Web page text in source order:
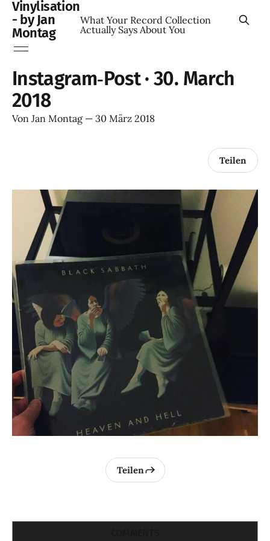
Vinylisation
- by Jan
Montag
What Your Record Collection
Actually Says About You
Instagram‑Post · 30. March
2018
Von Jan Montag — 30 März 2018
Teilen
Teilen